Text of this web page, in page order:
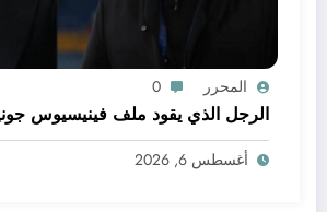
المحرر 0
الرجل الذي يقود ملف فينيسيوس
أغسطس 6, 2026